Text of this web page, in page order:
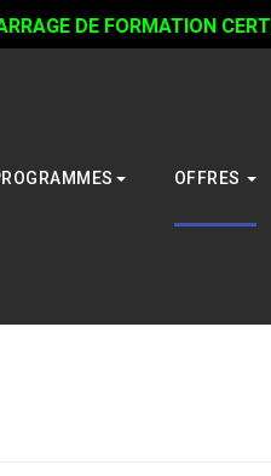
DE FORMATION
LIRE
OFFRES